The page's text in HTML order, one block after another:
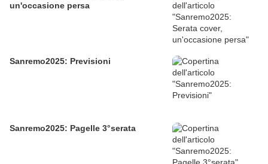
un'occasione persa
Sanremo2025: Previsioni
Sanremo2025: Pagelle 3°serata